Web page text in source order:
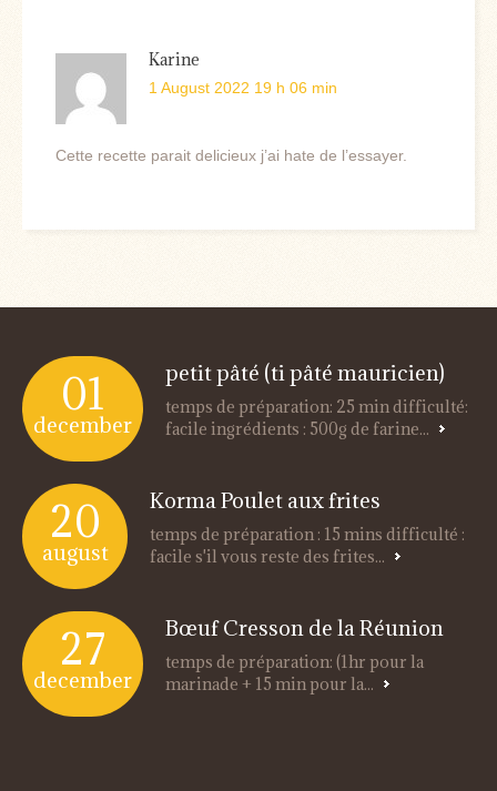
Karine
1 August 2022 19 h 06 min
Cette recette parait delicieux j’ai hate de l’essayer.
01
december
petit pâté (ti pâté mauricien)
temps de préparation: 25 min difficulté:
facile ingrédients : 500g de farine...
20
august
Korma Poulet aux frites
temps de préparation : 15 mins difficulté :
facile s'il vous reste des frites...
27
december
Bœuf Cresson de la Réunion
temps de préparation: (1hr pour la
marinade + 15 min pour la...